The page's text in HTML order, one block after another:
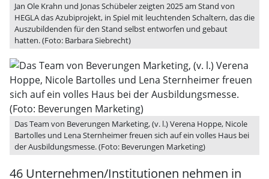
Jan Ole Krahn und Jonas Schübeler zeigten 2025 am Stand von
HEGLA das Azubiprojekt, in Spiel mit leuchtenden Schaltern, das die
Auszubildenden für den Stand selbst entworfen und gebaut
hatten. (Foto: Barbara Siebrecht)
Das Team von Beverungen Marketing, (v. l.) Verena Hoppe, Nicole
Bartolles und Lena Sternheimer freuen sich auf ein volles Haus bei
der Ausbildungsmesse. (Foto: Beverungen Marketing)
46 Unternehmen/Institutionen nehmen in